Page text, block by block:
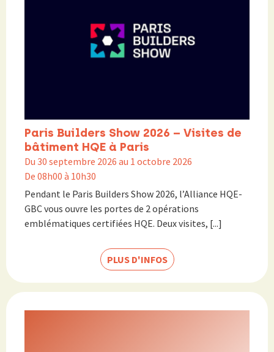
Paris Builders Show 2026 – Visites de
bâtiment HQE à Paris
Du 30 septembre 2026 au 1 octobre 2026
De 08h00 à 10h30
Pendant le Paris Builders Show 2026, l’Alliance HQE-
GBC vous ouvre les portes de 2 opérations
emblématiques certifiées HQE. Deux visites, [...]
PLUS D'INFOS